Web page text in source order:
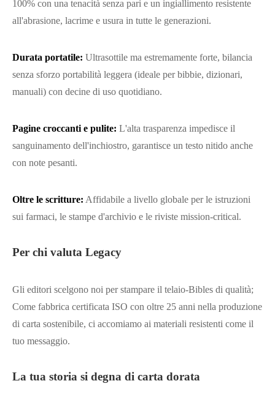
100% con una tenacità senza pari e un ingiallimento resistente
all'abrasione, lacrime e usura in tutte le generazioni.
Durata portatile: Ultrasottile ma estremamente forte, bilancia
senza sforzo portabilità leggera (ideale per bibbie, dizionari,
manuali) con decine di uso quotidiano.
Pagine croccanti e pulite: L'alta trasparenza impedisce il
sanguinamento dell'inchiostro, garantisce un testo nitido anche
con note pesanti.
Oltre le scritture: Affidabile a livello globale per le istruzioni
sui farmaci, le stampe d'archivio e le riviste mission-critical.
Per chi valuta Legacy
Gli editori scelgono noi per stampare il telaio-Bibles di qualità;
Come fabbrica certificata ISO con oltre 25 anni nella produzione
di carta sostenibile, ci accomiamo ai materiali resistenti come il
tuo messaggio.
La tua storia si degna di carta dorata